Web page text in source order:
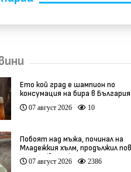
Ето кой град е шампион по
консумация на бира в България
07 август 2026 10
Побоят над мъжа, починал на
Младежкия хълм, продължил
от час (видео)
07 август 2026 2386